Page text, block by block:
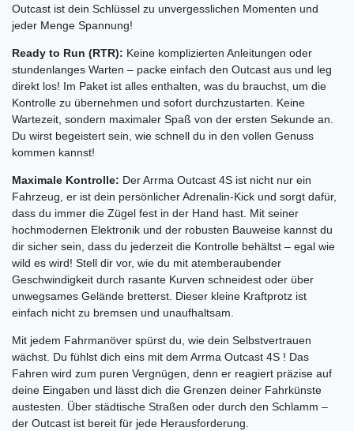
Outcast ist dein Schlüssel zu unvergesslichen Momenten und
jeder Menge Spannung!
Ready to Run (RTR): Keine komplizierten Anleitungen oder
stundenlanges Warten – packe einfach den Outcast aus und leg
direkt los! Im Paket ist alles enthalten, was du brauchst, um die
Kontrolle zu übernehmen und sofort durchzustarten. Keine
Wartezeit, sondern maximaler Spaß von der ersten Sekunde an.
Du wirst begeistert sein, wie schnell du in den vollen Genuss
kommen kannst!
Maximale Kontrolle: Der Arrma Outcast 4S ist nicht nur ein
Fahrzeug, er ist dein persönlicher Adrenalin-Kick und sorgt dafür,
dass du immer die Zügel fest in der Hand hast. Mit seiner
hochmodernen Elektronik und der robusten Bauweise kannst du
dir sicher sein, dass du jederzeit die Kontrolle behältst – egal wie
wild es wird! Stell dir vor, wie du mit atemberaubender
Geschwindigkeit durch rasante Kurven schneidest oder über
unwegsames Gelände bretterst. Dieser kleine Kraftprotz ist
einfach nicht zu bremsen und unaufhaltsam.
Mit jedem Fahrmanöver spürst du, wie dein Selbstvertrauen
wächst. Du fühlst dich eins mit dem Arrma Outcast 4S ! Das
Fahren wird zum puren Vergnügen, denn er reagiert präzise auf
deine Eingaben und lässt dich die Grenzen deiner Fahrkünste
austesten. Über städtische Straßen oder durch den Schlamm –
der Outcast ist bereit für jede Herausforderung.